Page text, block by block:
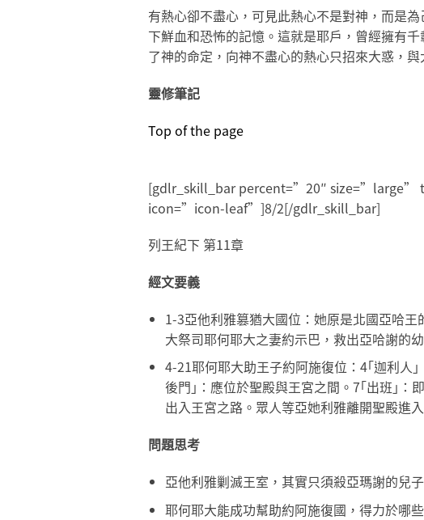
有熱心卻不盡心，可見此熱心不是對神，而是
下鮮血和恐怖的記憶。這就是耶戶，曾經擁有
了神的命定，向神不盡心的熱心只招來大惑，
靈修筆記
Top of the page
[gdlr_skill_bar percent=”20″
icon=”icon-leaf”]8/2[/gdlr_skill_bar]
列王紀下 第11章
經文要義
1-3亞他利雅篡猶大國位：她原是北國亞哈
大祭司耶何耶大之妻約示巴，救出亞哈謝的
4-21耶何耶大助王子約阿施復位：4｢迦利人
後門｣：應位於聖殿與王宮之間。7｢出班｣：
出入王宮之路。眾人等亞她利雅離開聖殿進
問題思考
亞他利雅剿滅王室，其實只須殺亞瑪謝的兒
耶何耶大能成功幫助約阿施復國，得力於哪